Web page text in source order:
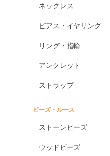
ネックレス
ピアス・イヤリング
リング・指輪
アンクレット
ストラップ
ビーズ・ルース
ストーンビーズ
ウッドビーズ